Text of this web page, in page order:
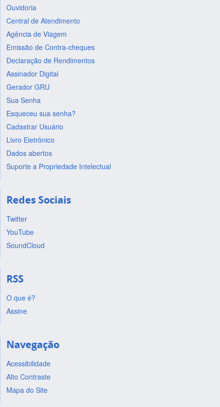
Ouvidoria
Central de Atendimento
Agência de Viagem
Emissão de Contra-cheques
Declaração de Rendimentos
Assinador Digital
Gerador GRU
Sua Senha
Esqueceu sua senha?
Cadastrar Usuário
Livro Eletrônico
Dados abertos
Suporte a Propriedade Intelectual
Redes Sociais
Twitter
YouTube
SoundCloud
RSS
O que é?
Assine
Navegação
Acessibilidade
Alto Contraste
Mapa do Site